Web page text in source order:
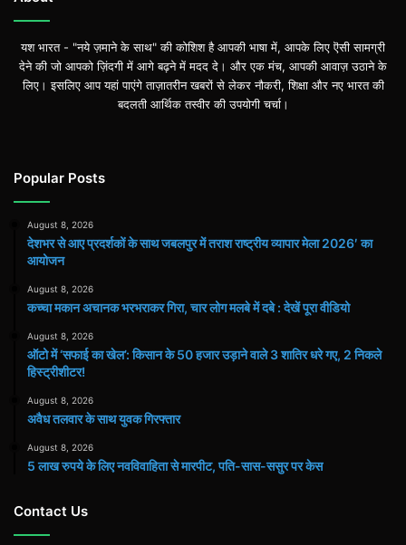
यश भारत - "नये ज़माने के साथ" की कोशिश है आपकी भाषा में, आपके लिए ऎसी सामग्री
देने की जो आपको ज़िंदगी में आगे बढ़ने में मदद दे। और एक मंच, आपकी आवाज़ उठाने के
लिए। इसलिए आप यहां पाएंगे ताज़ातरीन खबरों से लेकर नौकरी, शिक्षा और नए भारत की
बदलती आर्थिक तस्वीर की उपयोगी चर्चा।
Popular Posts
August 8, 2026
देशभर से आए प्रदर्शकों के साथ जबलपुर में तराश राष्ट्रीय व्यापार मेला 2026′ का
आयोजन
August 8, 2026
कच्चा मकान अचानक भरभराकर गिरा, चार लोग मलबे में दबे : देखें पूरा वीडियो
August 8, 2026
ऑटो में ‘सफाई का खेल’: किसान के 50 हजार उड़ाने वाले 3 शातिर धरे गए, 2 निकले
हिस्ट्रीशीटर!
August 8, 2026
अवैध तलवार के साथ युवक गिरफ्तार
August 8, 2026
5 लाख रुपये के लिए नवविवाहिता से मारपीट, पति-सास-ससुर पर केस
Contact Us